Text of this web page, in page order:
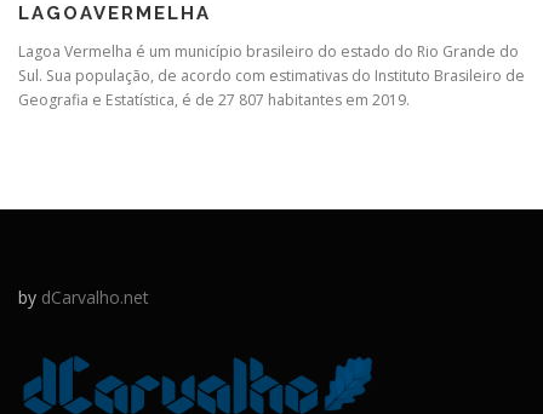
LAGOAVERMELHA
Lagoa Vermelha é um município brasileiro do estado do Rio Grande do
Sul. Sua população, de acordo com estimativas do Instituto Brasileiro de
Geografia e Estatística, é de 27 807 habitantes em 2019.
by dCarvalho.net